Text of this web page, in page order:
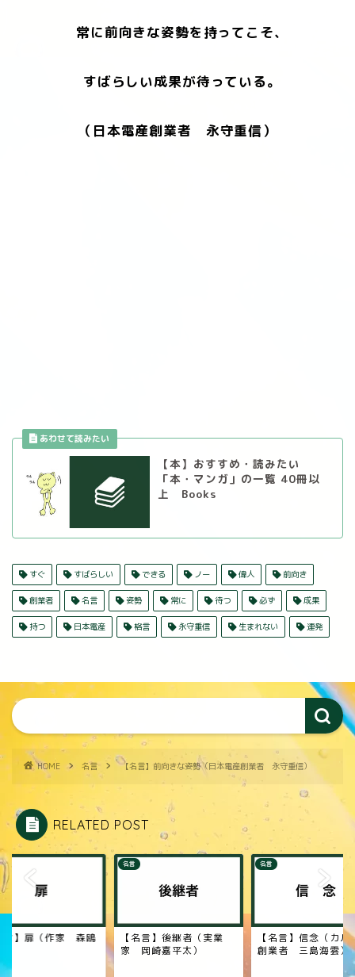
常に前向きな姿勢を持ってこそ、
すばらしい成果が待っている。
（日本電産創業者 永守重信）
【本】おすすめ・読みたい
「本・マンガ」の一覧 40冊以
上 Books
すぐ すばらしい できる ノー 偉人 前向き
創業者 名言 姿勢 常に 待つ 必ず 成果
持つ 日本電産 格言 永守重信 生まれない 連発
HOME 名言 【名言】前向きな姿勢（日本電産創業者 永守重信）
RELATED POST
言】後継者（実業
名言
【名言】信念（カルピス
創業者 三島海雲）
名言
【名言】善良（フラ
のモラリスト メレ